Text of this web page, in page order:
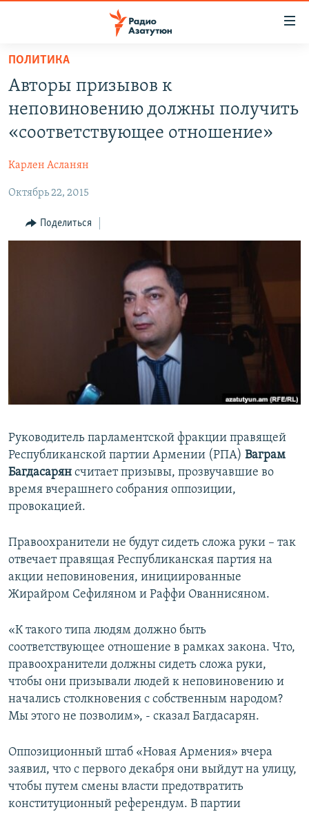
Перейти
основному
содержанию
основной
навигации
Перейти
поиску
НОВОСТИ
ЭКОНОМИКА
РЕГИОН
НАГОРНЫЙ КАРАБАХ
ПОЛИТИКА
Авторы призывов к
неповиновению должны получить
«соответствующее отношение»
Карлен Асланян
Октябрь 22, 2015
Поделиться
Руководитель парламентской фракции правящей
Республиканской партии Армении (РПА) Ваграм
Багдасарян считает призывы, прозвучавшие во
время вчерашнего собрания оппозиции,
провокацией.
Правоохранители не будут сидеть сложа руки – так
отвечает правящая Республиканская партия на
акции неповиновения, инициированные
Жирайром Сефиляном и Раффи Ованнисяном.
«К такого типа людям должно быть
соответствующее отношение в рамках закона. Что,
правоохранители должны сидеть сложа руки,
чтобы они призывали людей к неповиновению и
начались столкновения с собственным народом?
Мы этого не позволим», - сказал Багдасарян.
Оппозиционный штаб «Новая Армения» вчера
заявил, что с первого декабря они выйдут на улицу,
чтобы путем смены власти предотвратить
конституционный референдум. В партии